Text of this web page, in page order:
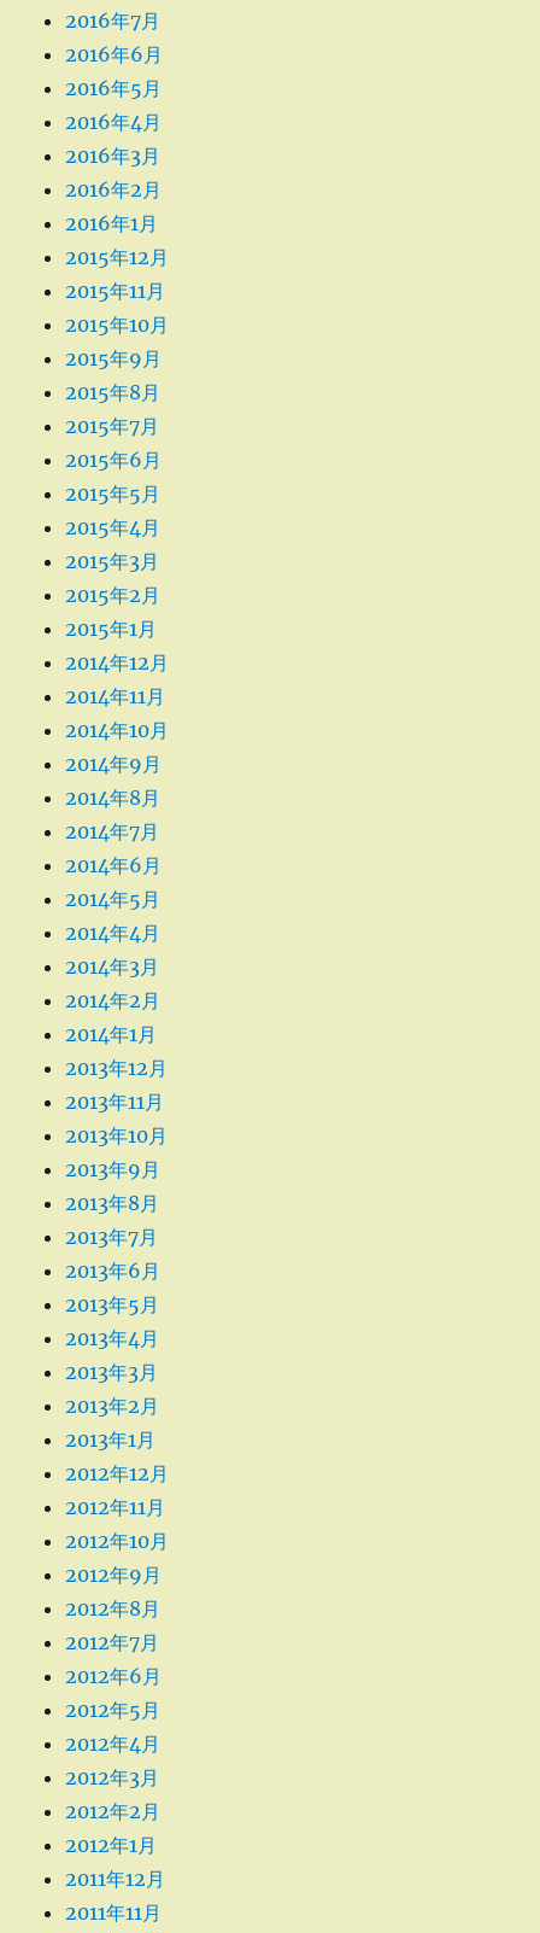
2016年7月
2016年6月
2016年5月
2016年4月
2016年3月
2016年2月
2016年1月
2015年12月
2015年11月
2015年10月
2015年9月
2015年8月
2015年7月
2015年6月
2015年5月
2015年4月
2015年3月
2015年2月
2015年1月
2014年12月
2014年11月
2014年10月
2014年9月
2014年8月
2014年7月
2014年6月
2014年5月
2014年4月
2014年3月
2014年2月
2014年1月
2013年12月
2013年11月
2013年10月
2013年9月
2013年8月
2013年7月
2013年6月
2013年5月
2013年4月
2013年3月
2013年2月
2013年1月
2012年12月
2012年11月
2012年10月
2012年9月
2012年8月
2012年7月
2012年6月
2012年5月
2012年4月
2012年3月
2012年2月
2012年1月
2011年12月
2011年11月